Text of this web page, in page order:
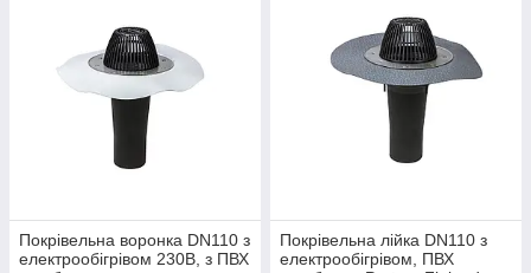
Покрівельна воронка DN110 з
електрообігрівом 230В, з ПВХ
Покрівельна лійка DN110 з
електрообігрівом, ПВХ